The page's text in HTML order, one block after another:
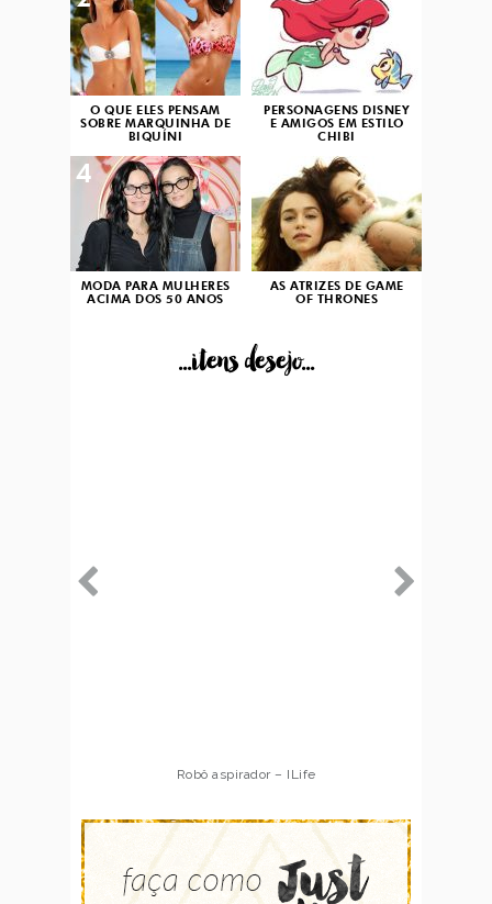
O QUE ELES PENSAM
SOBRE MARQUINHA DE
BIQUÍNI
PERSONAGENS DISNEY
E AMIGOS EM ESTILO
CHIBI
MODA PARA MULHERES
ACIMA DOS 50 ANOS
4
AS ATRIZES DE GAME
OF THRONES
...itens desejo...
Robô aspirador – ILife